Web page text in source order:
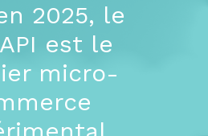
2025, le
est le
micro-